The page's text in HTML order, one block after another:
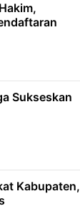
Sukseskan
Kabupaten,